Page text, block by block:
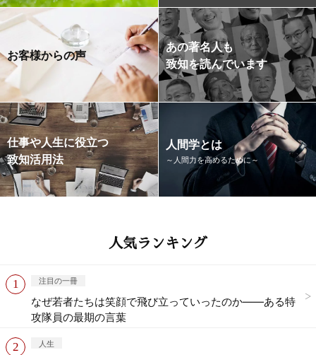
お客様からの声
あの著名人も
致知を読んでいます
仕事や人生に役立つ
致知活用法
人間学とは
～人間力を高めるために～
人気ランキング
注目の一冊
なぜ若者たちは笑顔で飛び立っていったのか——ある特
攻隊員の最期の言葉
人生